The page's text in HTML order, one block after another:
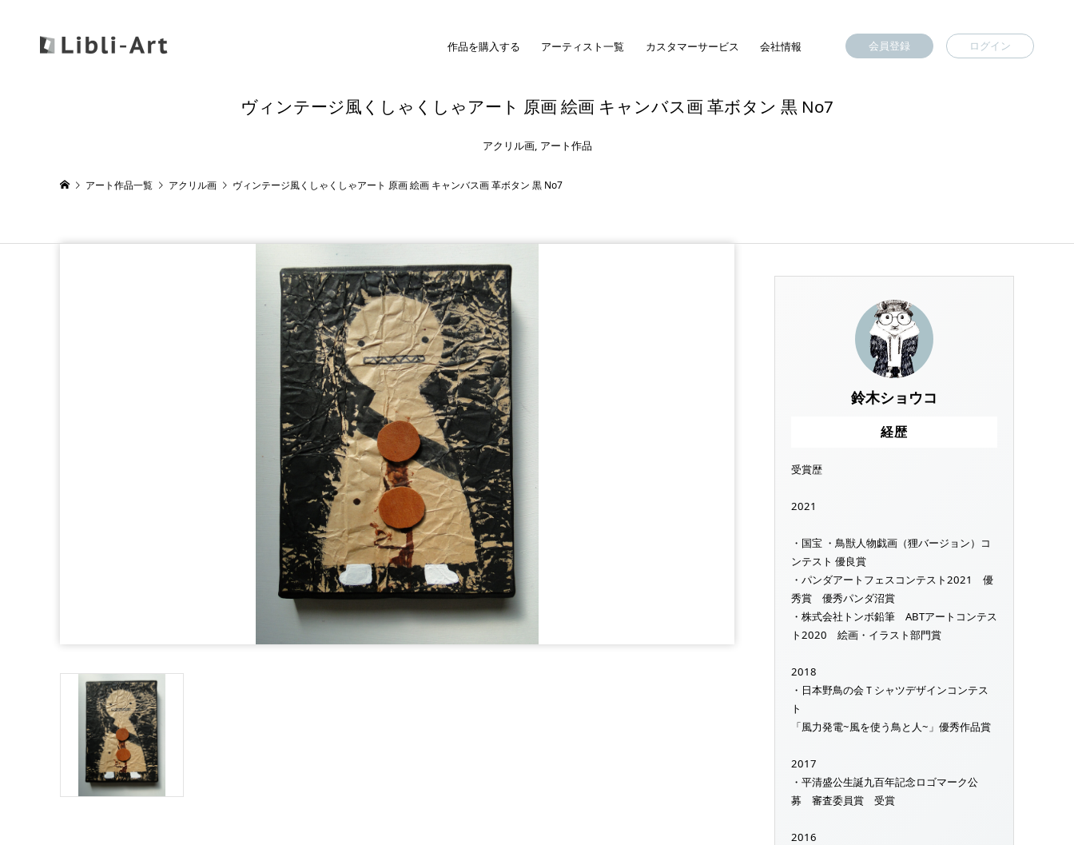
作品を購入する アーティスト一覧 カスタマーサービス 会社情報 会員登録 ログイン
ヴィンテージ風くしゃくしゃアート 原画 絵画 キャンバス画 革ボタン 黒 No7
アクリル画, アート作品
アート作品一覧 アクリル画 ヴィンテージ風くしゃくしゃアート 原画 絵画 キャンバス画 革ボタン 黒 No7
鈴木ショウコ
経歴
受賞歴
2021
・国宝 ・鳥獣人物戯画（狸バージョン）コ
ンテスト 優良賞
・パンダアートフェスコンテスト2021 優
秀賞 優秀パンダ沼賞
・株式会社トンボ鉛筆 ABTアートコンテス
ト2020 絵画・イラスト部門賞
2018
・日本野鳥の会Ｔシャツデザインコンテス
ト
「風力発電~風を使う鳥と人~」優秀作品賞
2017
・平清盛公生誕九百年記念ロゴマーク公
募 審査委員賞 受賞
2016